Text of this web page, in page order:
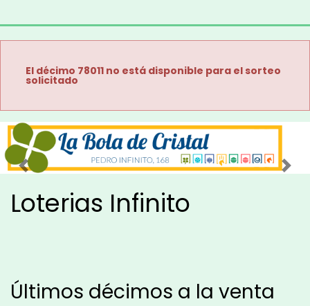
El décimo 78011 no está disponible para el sorteo
solicitado
Imagen anterior
Loterias Infinito
Últimos décimos a la venta